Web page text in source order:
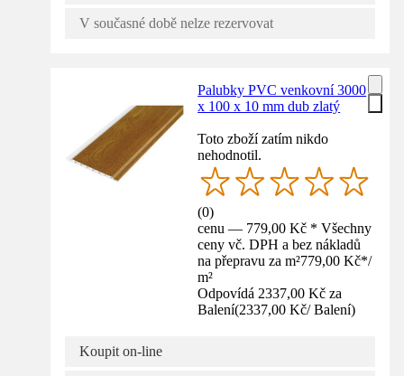
V současné době nelze rezervovat
Palubky PVC venkovní 3000
x 100 x 10 mm dub zlatý
Toto zboží zatím nikdo
nehodnotil.
(0)
cenu — 779,00 Kč * Všechny
ceny vč. DPH a bez nákladů
na přepravu za m²779,00 Kč*/
m²
Odpovídá 2337,00 Kč za
Balení(2337,00 Kč/ Balení)
Koupit on-line